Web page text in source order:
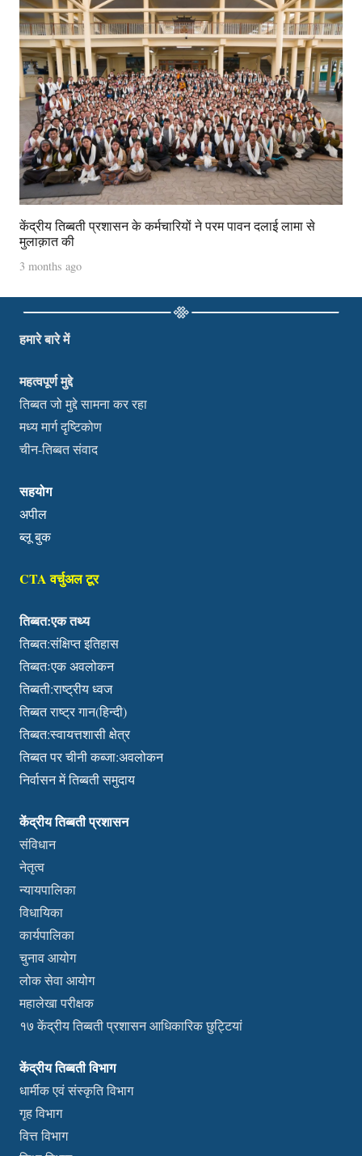
केंद्रीय तिब्बती प्रशासन के कर्मचारियों ने परम पावन दलाई लामा से
मुलाक़ात की
3 months ago
हमारे बारे में
महत्वपूर्ण मुद्दे
तिब्बत जो मुद्दे सामना कर रहा
मध्य मार्ग दृष्टिकोण
चीन-तिब्बत संवाद
सहयोग
अपील
ब्लू बुक
CTA वर्चुअल टूर
तिब्बत:एक तथ्य
तिब्बत:संक्षिप्त इतिहास
तिब्बतःएक अवलोकन
तिब्बती:राष्ट्रीय ध्वज
तिब्बत राष्ट्र गान(हिन्दी)
तिब्बत:स्वायत्तशासी क्षेत्र
तिब्बत पर चीनी कब्जा:अवलोकन
निर्वासन में तिब्बती समुदाय
केंद्रीय तिब्बती प्रशासन
संविधान
नेतृत्व
न्यायपालिका
विधायिका
कार्यपालिका
चुनाव आयोग
लोक सेवा आयोग
महालेखा परीक्षक
१७ केंद्रीय तिब्बती प्रशासन आधिकारिक छुट्टियां
केंद्रीय तिब्बती विभाग
धार्मीक एवं संस्कृति विभाग
गृह विभाग
वित्त विभाग